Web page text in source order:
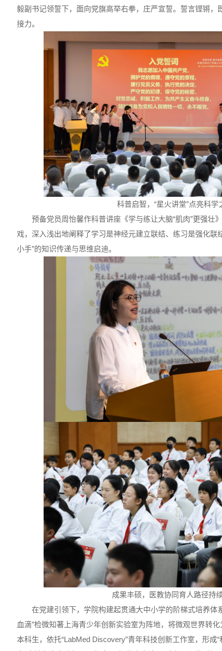
毅副书记领誓下，面向党旗高举右拳，庄严宣誓。誓言铿锵，
接力。
科普启智，“星火讲堂”点亮科学
预备党员周怡馨作科普讲座《学与练让大脑“肌肉”更强壮
戏，深入浅出地阐释了学习是神经元建立联结、练习是强化联
小手”的知识传递与思维启迪。
成果丰硕，医教协同育人路径持
在党建引领下，学院构建起贯通大中小学的阶梯式培养体
血滴”检微知著上海青少年创新实验室为阵地，将微观世界转
本科生，依托“LabMed Discovery”青年科技创新工作室，形